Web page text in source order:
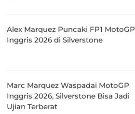
Alex Marquez Puncaki FP1 MotoGP
Inggris 2026 di Silverstone
Marc Marquez Waspadai MotoGP
Inggris 2026, Silverstone Bisa Jadi
Ujian Terberat